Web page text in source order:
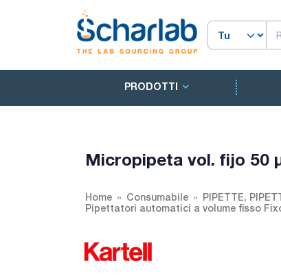
PRODOTTI
Micropipeta vol. fijo 50
Home Consumabile
PIPETTE,
Pipettatori automatici a volume fisso